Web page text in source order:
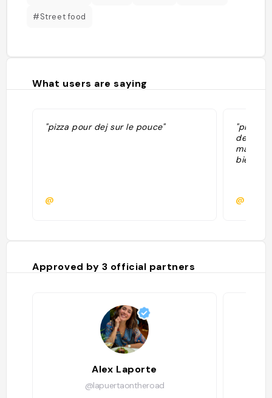
#Street food
What users are saying
"pizza pour dej sur le pouce"
@
delle
bière
Approved by 3 official partners
Alex Laporte
@lapuertaontheroad